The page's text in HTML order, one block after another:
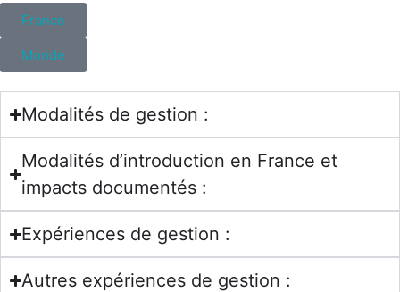
France
Monde
Modalités de gestion :
Modalités d’introduction en France et
impacts documentés :
Expériences de gestion :
Autres expériences de gestion :